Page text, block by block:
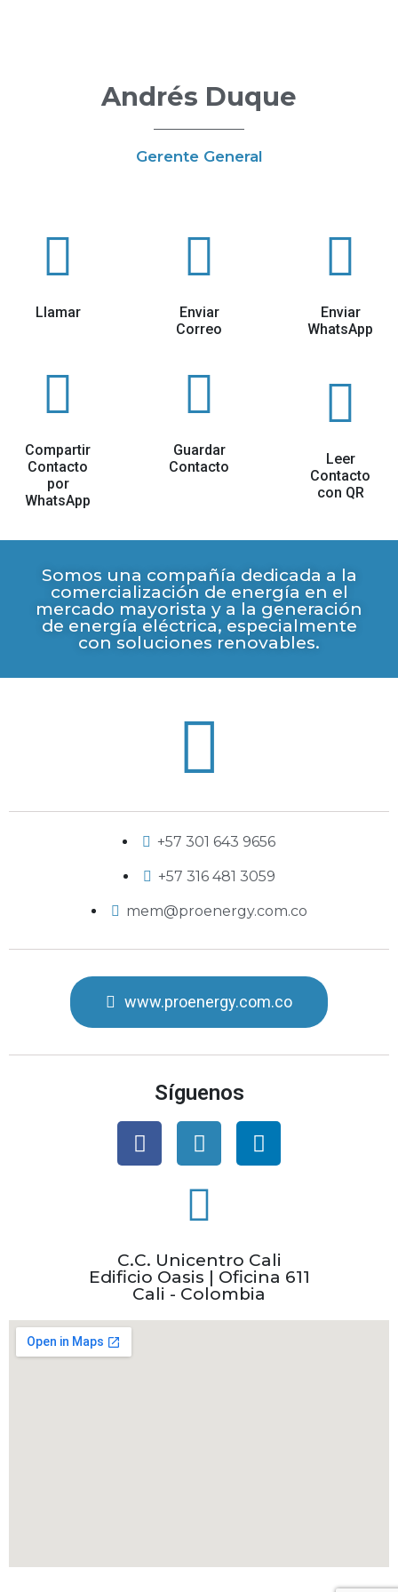
Andrés Duque
Gerente General
Llamar
Enviar
Correo
Enviar
WhatsApp
Compartir
Contacto
por
WhatsApp
Guardar
Contacto
Leer
Contacto
con QR
Somos una compañía dedicada a la
comercialización de energía en el
mercado mayorista y a la generación
de energía eléctrica, especialmente
con soluciones renovables.
+57 301 643 9656
+57 316 481 3059
mem@proenergy.com.co
www.proenergy.com.co
Síguenos
C.C. Unicentro Cali
Edificio Oasis | Oficina 611
Cali - Colombia